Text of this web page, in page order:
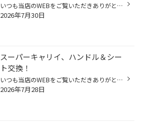
いつも当店のWEBをご覧いただきありがとうございます！ 今回はタイヤ交換の作業事例です(^^)/ ご装着車両は日産、AURA NISMOになります！ 純正で205/50R17インチを装着されているお車にポテンザを装着させていただきました(^^)/ 今回新しくなったポテンザ アドレナリン RE005になります！ エンライ...
2026年7月30日
スーパーキャリイ、ハンドル＆シー
ト交換！
いつも当店のWEBをご覧いただきありがとうございます。 今回はスズキ・スーパーキャリイのステアリング＆シート交換の事例をご紹介！ 軽トラックはいわゆる『働くクルマ』と言われておりますが、そんなお車こそ体に触れるパーツには拘るのも良いのではないでしょうか？ 意外と軽トラ、軽バンのオー...
2026年7月28日